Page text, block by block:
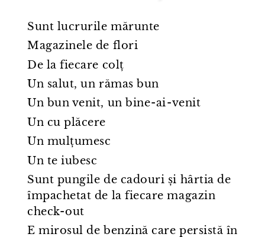
Sunt lucrurile mărunte
Magazinele de flori
De la fiecare colț
Un salut, un rămas bun
Un bun venit, un bine⁠-⁠ai⁠-⁠venit
Un cu plăcere
Un mulțumesc
Un te iubesc
Sunt pungile de cadouri și hârtia de
împachetat de la fiecare magazin
check⁠-⁠out
E mirosul de benzină care persistă în